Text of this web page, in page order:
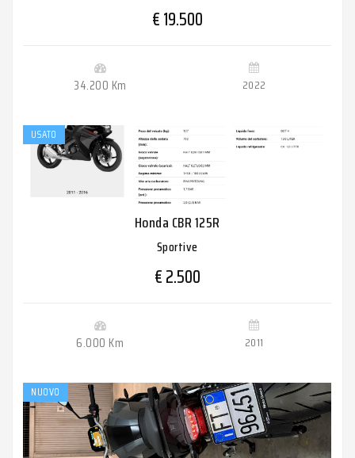
€ 19.500
34.200 Km 2022
USATO
Honda CBR 125R
Sportive
€ 2.500
6.000 Km 2011
NUOVO